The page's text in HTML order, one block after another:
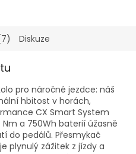
Diskuze
pro náročné jezdce: náš
hbitost v horách,
CX Smart System
a 750Wh baterií úžasně
do pedálů. Přesmykač
plynulý zážitek z jízdy a